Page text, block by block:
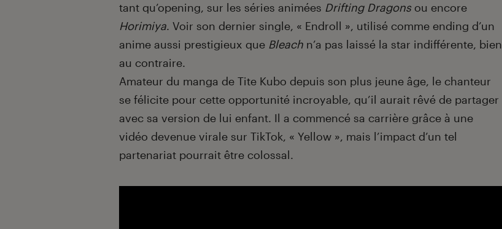
tant qu’opening, sur les séries animées Drifting Dragonsou encore
Horimiya. Voir son dernier single, « Endroll », utilisé comme ending d’un
anime aussi prestigieux que Bleach n’a pas laissé la star indifférente, bien
au contraire.
Amateur du manga de Tite Kubo depuis son plus jeune âge, le chanteur
se félicite pour cette opportunité incroyable, qu’il aurait rêvé de partager
avec sa version de lui enfant. Il a commencé sa carrière grâce à une
vidéo devenue virale sur TikTok, « Yellow », mais l’impact d’un tel
partenariat pourrait être colossal.